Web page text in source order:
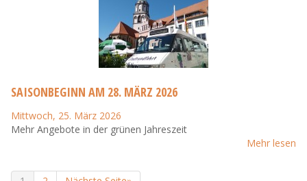
SAISONBEGINN AM 28. MÄRZ 2026
Mittwoch, 25. März 2026
Mehr Angebote in der grünen Jahreszeit
Mehr lesen